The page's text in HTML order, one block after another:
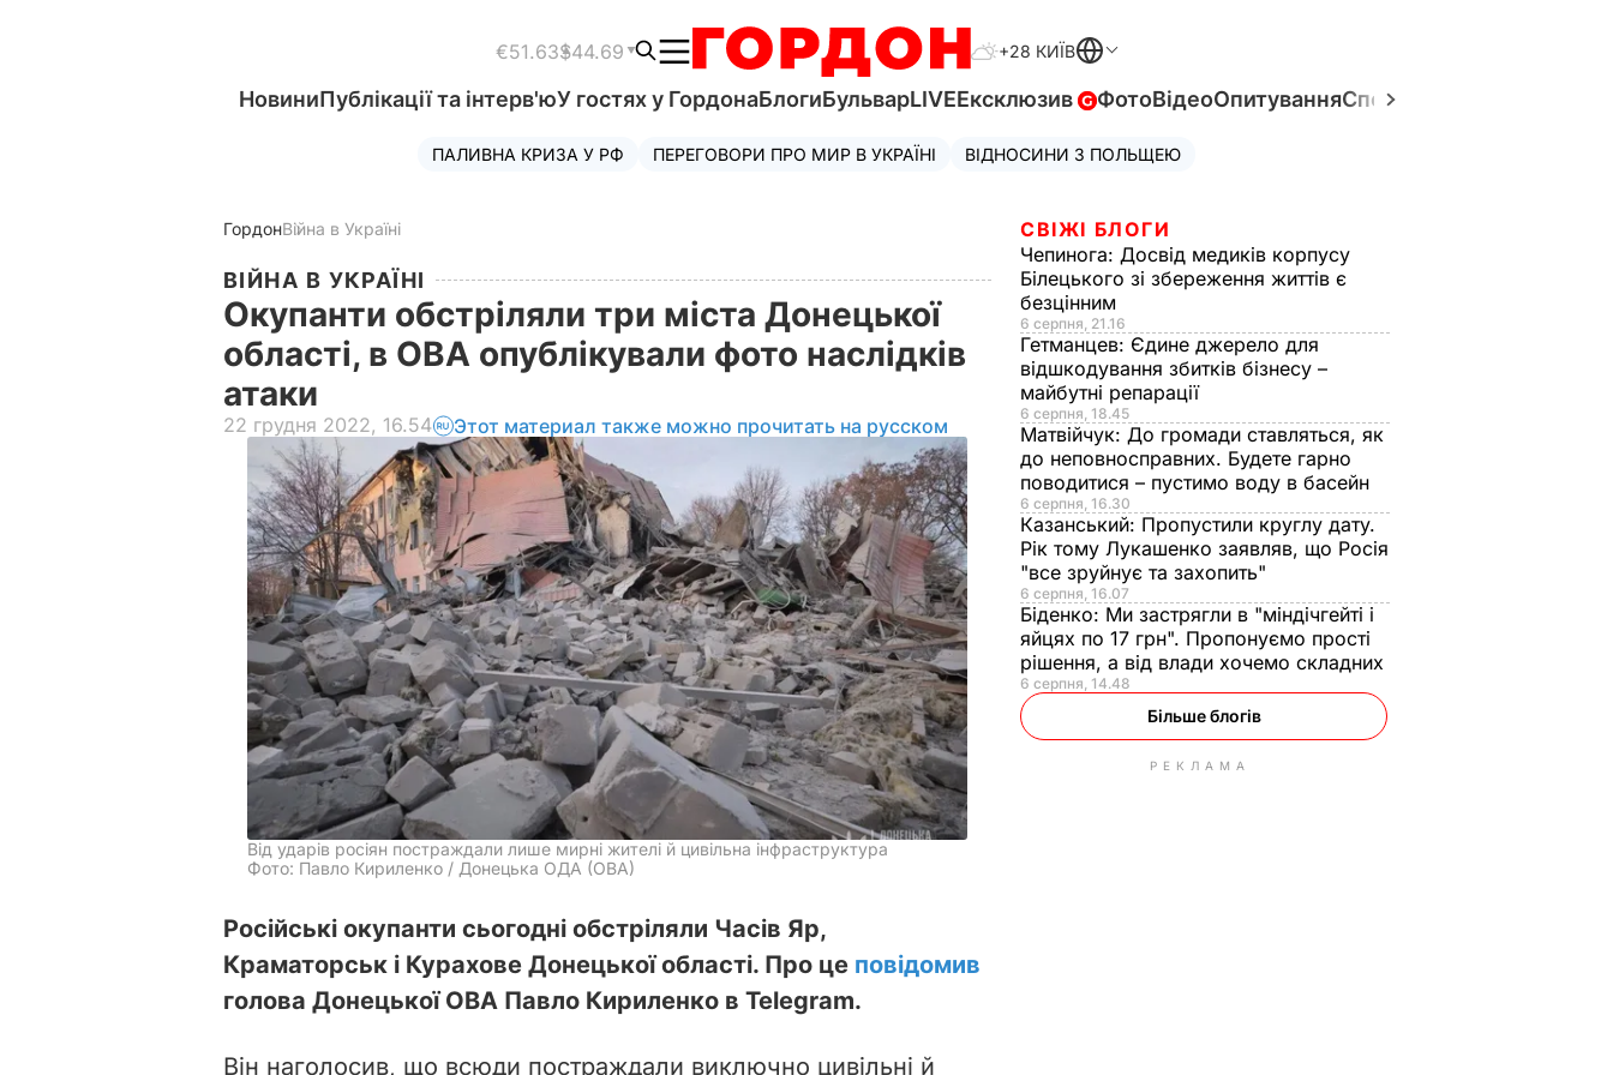
€51.63$44.69 +28 КИЇВ
НовиниПублікації та інтерв'юУ гостях у ГордонаБлогиБульварLIVEЕксклюзив ФотоВідеоОпитуванняСпецпроєкти
ПАЛИВНА КРИЗА У РФ ПЕРЕГОВОРИ ПРО МИР В УКРАЇНІ ВІДНОСИНИ З ПОЛЬЩЕЮ
ГордонВійна в Україні
ВІЙНА В УКРАЇНІ
Окупанти обстріляли три міста Донецької
області, в ОВА опублікували фото наслідків
атаки
22 грудня 2022, 16.54 Этот материал также можно прочитать на русском
Від ударів росіян постраждали лише мирні жителі й цивільна інфраструктура
Фото: Павло Кириленко / Донецька ОДА (ОВА)
Російські окупанти сьогодні обстріляли Часів Яр,
Краматорськ і Курахове Донецької області. Про це повідомив
голова Донецької ОВА Павло Кириленко в Telegram.
Він наголосив, що всюди постраждали виключно цивільні й
СВІЖІ БЛОГИ
Чепинога: Досвід медиків корпусу
Білецького зі збереження життів є
безцінним
6 серпня, 21.16
Гетманцев: Єдине джерело для
відшкодування збитків бізнесу –
майбутні репарації
6 серпня, 18.45
Матвійчук: До громади ставляться, як
до неповносправних. Будете гарно
поводитися – пустимо воду в басейн
6 серпня, 16.30
Казанський: Пропустили круглу дату.
Рік тому Лукашенко заявляв, що Росія
"все зруйнує та захопить"
6 серпня, 16.07
Біденко: Ми застрягли в "міндічгейті і
яйцях по 17 грн". Пропонуємо прості
рішення, а від влади хочемо складних
6 серпня, 14.48
Більше блогів
РЕКЛАМА